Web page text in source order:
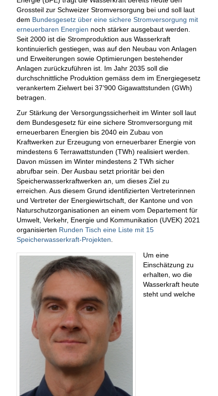
Grossteil zur Schweizer Stromversorgung bei und soll laut
dem Bundesgesetz über eine sichere Stromversorgung mit
erneuerbaren Energien noch stärker ausgebaut werden.
Seit 2000 ist die Stromproduktion aus Wasserkraft
kontinuierlich gestiegen, was auf den Neubau von Anlagen
und Erweiterungen sowie Optimierungen bestehender
Anlagen zurückzuführen ist. Im Jahr 2035 soll die
durchschnittliche Produktion gemäss dem im Energiegesetz
verankertem Zielwert bei 37’900 Gigawattstunden (GWh)
betragen.
Zur Stärkung der Versorgungssicherheit im Winter soll laut
dem Bundesgesetz für eine sichere Stromversorgung mit
erneuerbaren Energien bis 2040 ein Zubau von
Kraftwerken zur Erzeugung von erneuerbarer Energie von
mindestens 6 Terrawattstunden (TWh) realisiert werden.
Davon müssen im Winter mindestens 2 TWh sicher
abrufbar sein. Der Ausbau setzt prioritär bei den
Speicherwasserkraftwerken an, um dieses Ziel zu
erreichen. Aus diesem Grund identifizierten Vertreterinnen
und Vertreter der Energiewirtschaft, der Kantone und von
Naturschutzorganisationen an einem vom Departement für
Umwelt, Verkehr, Energie und Kommunikation (UVEK) 2021
organisierten Runden Tisch eine Liste mit 15
Speicherwasserkraft-Projekten.
Um eine
Einschätzung zu
erhalten, wo die
Wasserkraft heute
steht und welche